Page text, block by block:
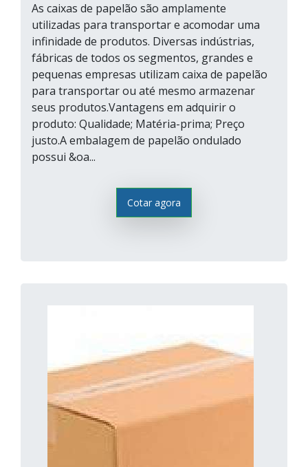
As caixas de papelão são amplamente
utilizadas para transportar e acomodar uma
infinidade de produtos. Diversas indústrias,
fábricas de todos os segmentos, grandes e
pequenas empresas utilizam caixa de papelão
para transportar ou até mesmo armazenar
seus produtos.Vantagens em adquirir o
produto: Qualidade; Matéria-prima; Preço
justo.A embalagem de papelão ondulado
possui &oa...
Cotar agora